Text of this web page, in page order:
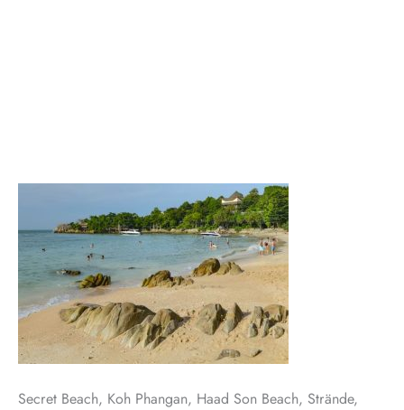
Secret Beach, Koh Phangan, Haad Son Beach, Strände,